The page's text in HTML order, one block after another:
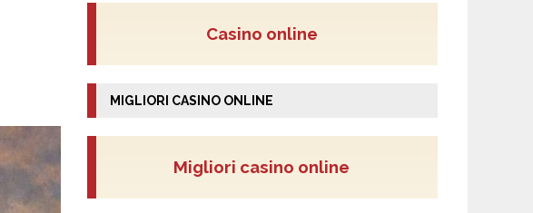
Casino online
MIGLIORI CASINO ONLINE
Migliori casino online